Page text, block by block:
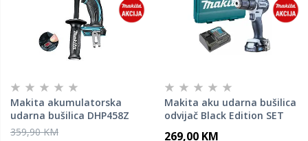
Makita akumulatorska
udarna bušilica DHP458Z
(18V,13mm,91Nm,Li-ion) -
359,90 KM
Makita aku udarna bušilica
odvijač Black Edition SET
269,00 KM